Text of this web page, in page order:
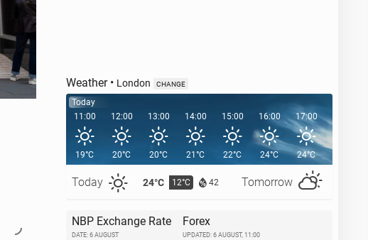
Weather• London CHANGE
Today
11:00
19°C
Today 24°C 12°C 42 Tomorrow
12:00
20°C
13:00
20°C
14:00
21°C
15:00
22°C
16:00
24°C
17:00
24°C
18:00
NBP Exchange Rate
DATE: 6 AUGUST
Forex
UPDATED: 6 AUGUST, 11:00